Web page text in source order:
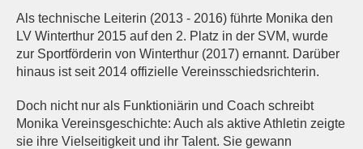
Als technische Leiterin (2013 - 2016) führte Monika den
LV Winterthur 2015 auf den 2. Platz in der SVM, wurde
zur Sportförderin von Winterthur (2017) ernannt. Darüber
hinaus ist seit 2014 offizielle Vereinsschiedsrichterin.
Doch nicht nur als Funktioniärin und Coach schreibt
Monika Vereinsgeschichte: Auch als aktive Athletin zeigte
sie ihre Vielseitigkeit und ihr Talent. Sie gewann